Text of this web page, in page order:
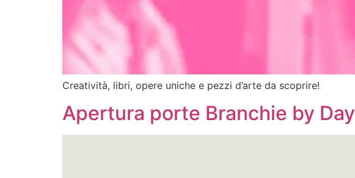
Creatività, libri, opere uniche e pezzi d’arte da scoprire!
Apertura porte Branchie by Day